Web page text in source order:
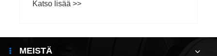
Katso lisää >>
MEISTÄ